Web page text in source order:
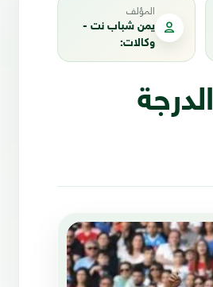
المؤلف
يمن شباب نت -
وكالات: